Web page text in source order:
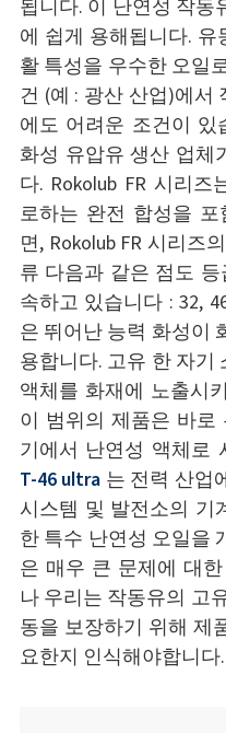
됩니다. 이 난연성 작동
에 쉽게 용해됩니다. 유
활 특성을 우수한 오일
건 (예 : 광산 산업)에서
에도 어려운 조건이 있
화성 유압유 생산 업체
다. Rokolub FR 시리
로하는 완전 합성을 포
면, Rokolub FR 시리즈
류 다음과 같은 점도 등
속하고 있습니다 : 32,
은 뛰어난 능력 화성이
용합니다. 고유 한 자기
액체를 화재에 노출시
이 범위의 제품은 바로
기에서 난연성 액체로
T-46 ultra 는 전력 산업
시스템 및 발전소의 기
한 특수 난연성 오일을
은 매우 큰 문제에 대
나 우리는 작동유의 고
동을 보장하기 위해 제
요한지 인식해야합니다.